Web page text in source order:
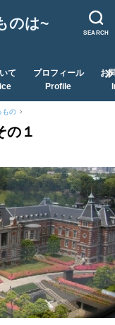
SEARCH
のは~
て
プロフィール
Profile
お
もの
の１